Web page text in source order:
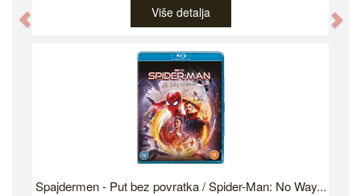
Više detalja
Spajdermen - Put bez povratka / Spider-Man: No Way...